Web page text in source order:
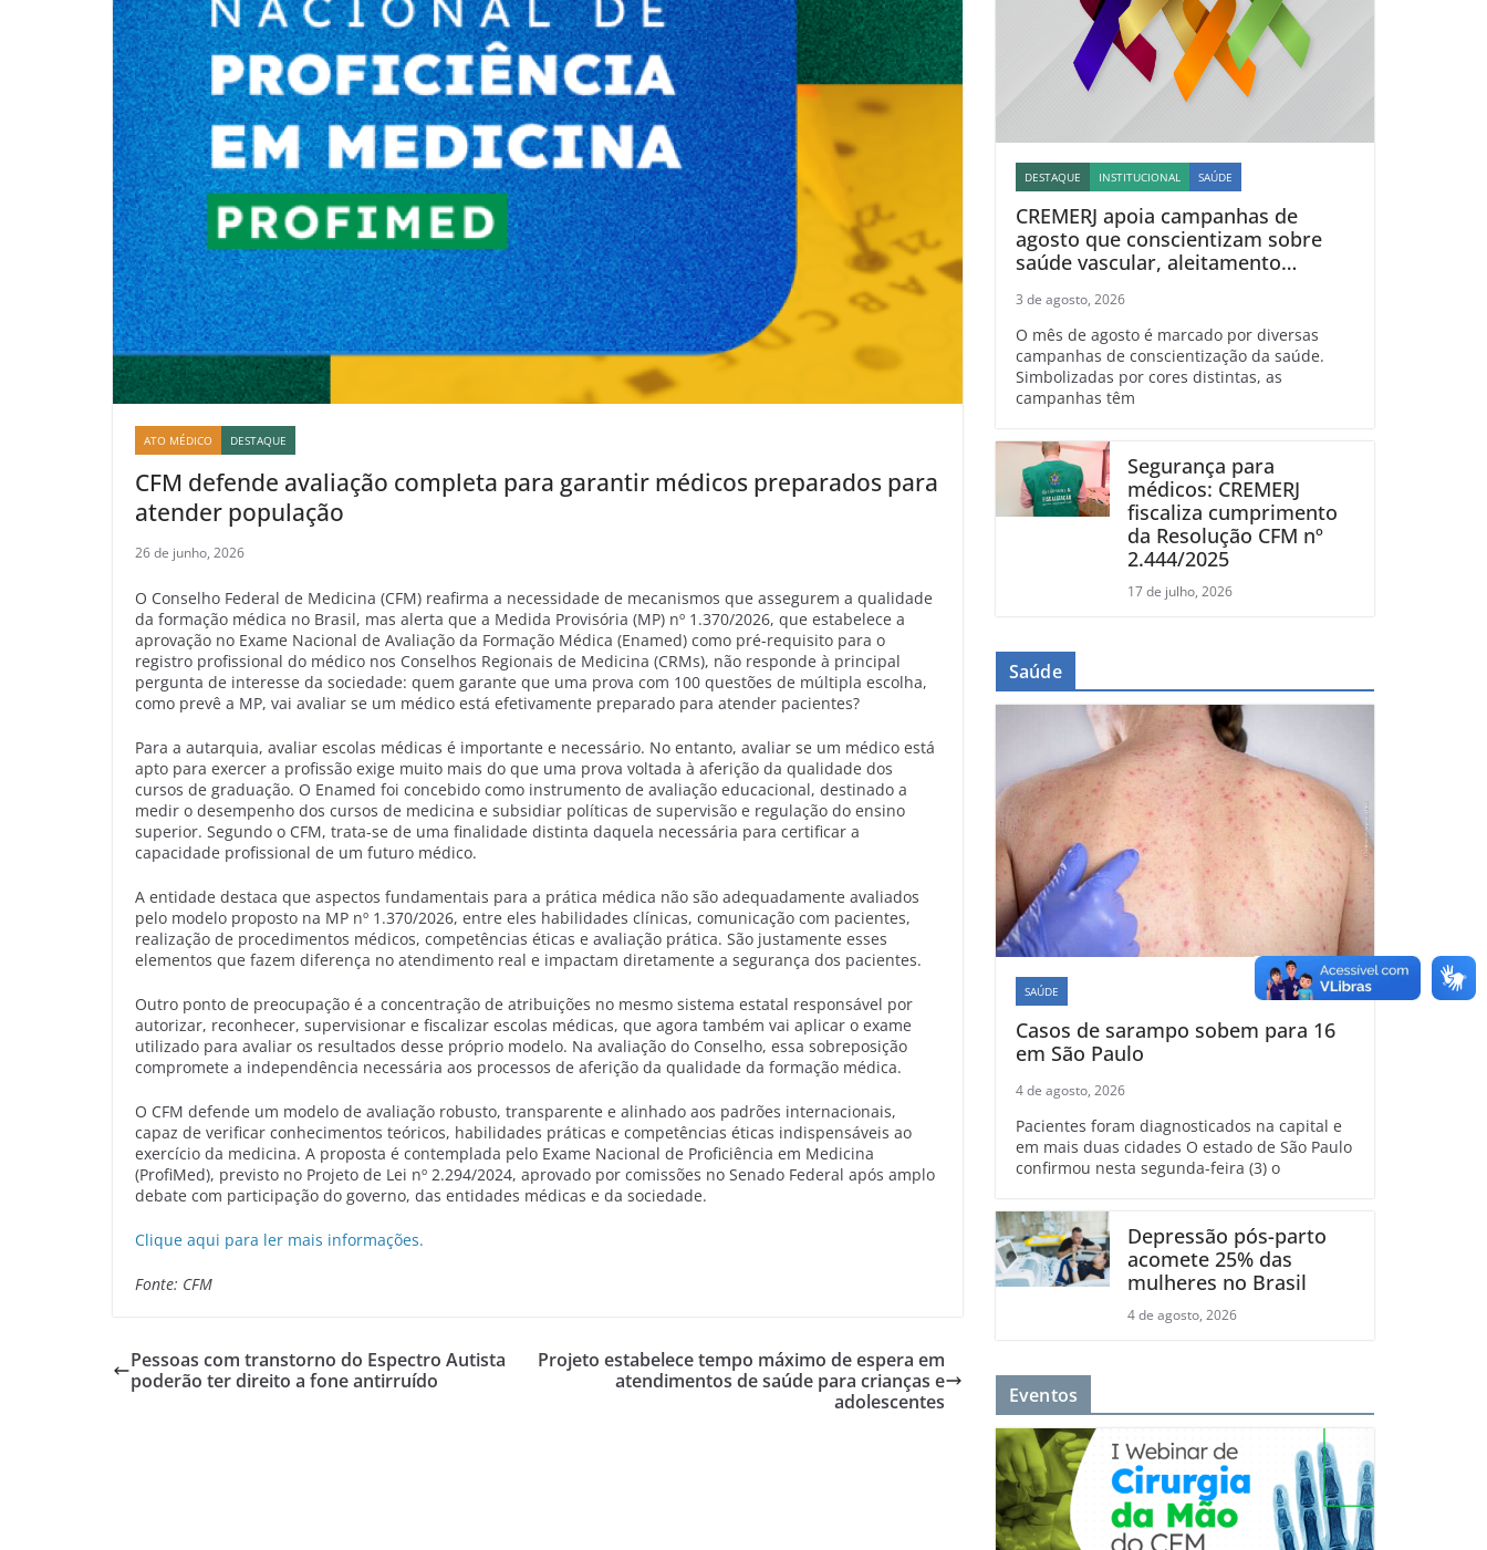
ATO MÉDICO DESTAQUE
CFM defende avaliação completa para garantir médicos preparados para
atender população
26 de junho, 2026
O Conselho Federal de Medicina (CFM) reafirma a necessidade de mecanismos que assegurem a qualidade
da formação médica no Brasil, mas alerta que a Medida Provisória (MP) nº 1.370/2026, que estabelece a
aprovação no Exame Nacional de Avaliação da Formação Médica (Enamed) como pré-requisito para o
registro profissional do médico nos Conselhos Regionais de Medicina (CRMs), não responde à principal
pergunta de interesse da sociedade: quem garante que uma prova com 100 questões de múltipla escolha,
como prevê a MP, vai avaliar se um médico está efetivamente preparado para atender pacientes?
Para a autarquia, avaliar escolas médicas é importante e necessário. No entanto, avaliar se um médico está
apto para exercer a profissão exige muito mais do que uma prova voltada à aferição da qualidade dos
cursos de graduação. O Enamed foi concebido como instrumento de avaliação educacional, destinado a
medir o desempenho dos cursos de medicina e subsidiar políticas de supervisão e regulação do ensino
superior. Segundo o CFM, trata-se de uma finalidade distinta daquela necessária para certificar a
capacidade profissional de um futuro médico.
A entidade destaca que aspectos fundamentais para a prática médica não são adequadamente avaliados
pelo modelo proposto na MP nº 1.370/2026, entre eles habilidades clínicas, comunicação com pacientes,
realização de procedimentos médicos, competências éticas e avaliação prática. São justamente esses
elementos que fazem diferença no atendimento real e impactam diretamente a segurança dos pacientes.
Outro ponto de preocupação é a concentração de atribuições no mesmo sistema estatal responsável por
autorizar, reconhecer, supervisionar e fiscalizar escolas médicas, que agora também vai aplicar o exame
utilizado para avaliar os resultados desse próprio modelo. Na avaliação do Conselho, essa sobreposição
compromete a independência necessária aos processos de aferição da qualidade da formação médica.
O CFM defende um modelo de avaliação robusto, transparente e alinhado aos padrões internacionais,
capaz de verificar conhecimentos teóricos, habilidades práticas e competências éticas indispensáveis ao
exercício da medicina. A proposta é contemplada pelo Exame Nacional de Proficiência em Medicina
(ProfiMed), previsto no Projeto de Lei nº 2.294/2024, aprovado por comissões no Senado Federal após amplo
debate com participação do governo, das entidades médicas e da sociedade.
Clique aqui para ler mais informações.
Fonte: CFM
Pessoas com transtorno do Espectro Autista
poderão ter direito a fone antirruído
Projeto estabelece tempo máximo de espera em
atendimentos de saúde para crianças e
adolescentes
DESTAQUE INSTITUCIONAL SAÚDE
CREMERJ apoia campanhas de
agosto que conscientizam sobre
saúde vascular, aleitamento
linfoma
3 de agosto, 2026
O mês de agosto é marcado por diversas
campanhas de conscientização da saúde.
Simbolizadas por cores distintas, as
campanhas têm
Segurança para
médicos: CREMERJ
fiscaliza cumprimento
da Resolução CFM nº
2.444/2025
17 de julho, 2026
Saúde
SAÚDE
Casos de sarampo sobem para 16
em São Paulo
4 de agosto, 2026
Pacientes foram diagnosticados na capital e
em mais duas cidades O estado de São Paulo
confirmou nesta segunda-feira (3) o
Depressão pós-parto
acomete 25% das
mulheres no Brasil
4 de agosto, 2026
Eventos